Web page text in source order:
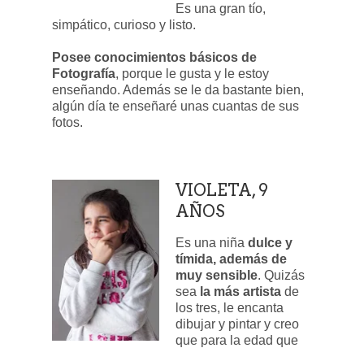
Es una gran tío,
simpático, curioso y listo.
Posee conocimientos básicos de
Fotografía, porque le gusta y le estoy
enseñando. Además se le da bastante bien,
algún día te enseñaré unas cuantas de sus
fotos.
VIOLETA, 9
AÑOS
Es una niña dulce y
tímida, además de
muy sensible. Quizás
sea la más artista de
los tres, le encanta
dibujar y pintar y creo
que para la edad que